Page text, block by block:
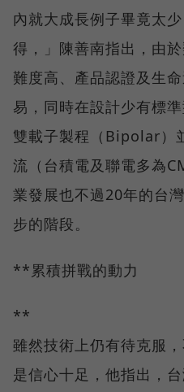
內就大成長例子畢竟太
得，」陳善南指出，由
難度高、產品認證及生
易，同時在設計少有標
雙載子製程（Bipolar）
流（台積電及聯電多為
業發展也不過20年的台
步的階段。
**累積拼戰的動力
**
雖然技術上仍有待克服
是信心十足，他指出，